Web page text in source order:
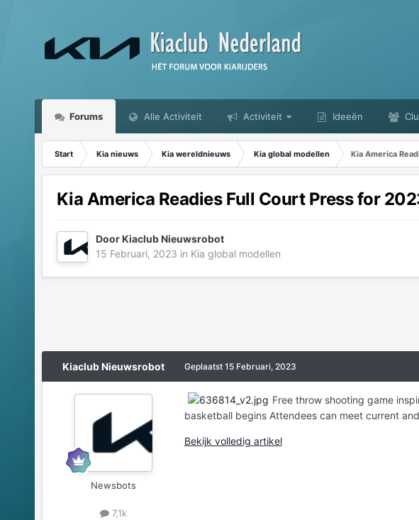
Forums Alle Activiteit Activiteit Ideeën
Start Kia nieuws Kia wereldnieuws Kia global modellen Kia America
Kia America Readies Full Court Press for
DoorKiaclub Nieuwsrobot
15 Februari, 2023 in Kia global modellen
Kiaclub Nieuwsrobot
Newsbots
7,1k
Geplaatst 15 Februari, 2023
Free throw shooting game
basketball begins Attendees can meet current
Bekijk volledig artikel